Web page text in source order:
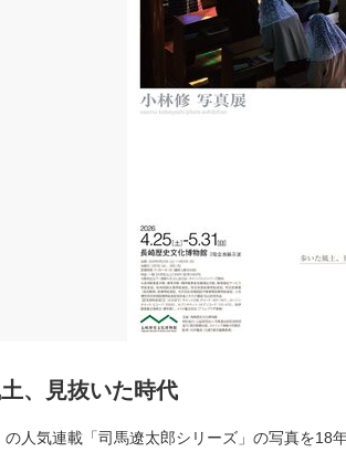
、見抜いた時代
の人気連載「司馬遼太郎シリーズ」の写真を18